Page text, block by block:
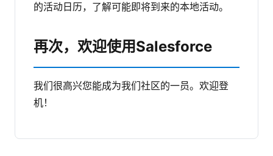
的活动日历，了解可能即将到来的本地活动。
再次，欢迎使用Salesforce
我们很高兴您能成为我们社区的一员。欢迎登
机！